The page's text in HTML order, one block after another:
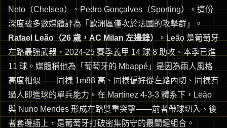
Neto（Chelsea）、Pedro Gonçalves（Sporting）。這份
深度被多數媒體評為「歐洲區僅次於法國的攻擊群」。
Rafael Leão（26 歲，AC Milan 左邊鋒）
。Leão 是葡萄牙
左路最強武器，2024-25 賽季義甲 14 球 8 助攻、本季已進
11 球。媒體稱他為「葡萄牙的 Mbappé」是因為兩人風格
高度相似——同樣 1m88 高、同樣偏好從左路內切、同樣有
過人即進球的單兵能力。在 Martínez 4-3-3 體系下，Leão
與 Nuno Mendes 形成左路雙重突擊——前者帶球切入、後
者套邊插上，是葡萄牙打破密集防守的最關鍵組合。